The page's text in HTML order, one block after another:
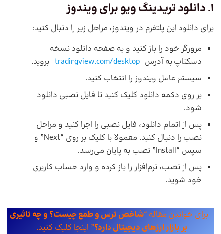
1. دانلود تریدینگ ویوبرای ویندوز
برای دانلود این پلتفرم در ویندوز، مراحل زیر را دنبال کنید:
مرورگر خود را باز کنید و به صفحه دانلود نسخه
دسکتاپ به آدرس tradingview.com/desktop بروید.
سیستم عامل ویندوز را انتخاب کنید.
بر روی دکمه دانلود کلیک کنید تا فایل نصبی دانلود
شود.
پس از اتمام دانلود، فایل نصبی را اجرا کنید و مراحل
نصب را دنبال کنید. معمولا با کلیک بر روی “Next” و
سپس “Install” نصب به پایان می‌رسد.
پس از نصب، نرم‌افزار را باز کرده و وارد حساب کاربری
خود شوید.
برای خواندن مقاله “شاخص ترس و طمع چیست؟ و چه تاثیری
بر بازار ارزهای دیجیتال دارد؟” اینجا کلیک کنید.